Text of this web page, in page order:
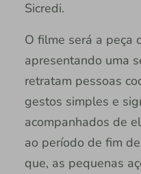
Sicredi.
O filme será a peça
apresentando uma
retratam pessoas
gestos simples e
acompanhados de
ao período de fim
que, as pequenas